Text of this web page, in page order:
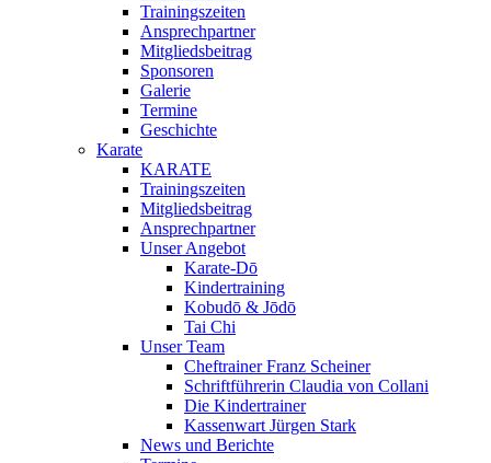
Trainingszeiten
Ansprechpartner
Mitgliedsbeitrag
Sponsoren
Galerie
Termine
Geschichte
Karate
KARATE
Trainingszeiten
Mitgliedsbeitrag
Ansprechpartner
Unser Angebot
Karate-Dō
Kindertraining
Kobudō & Jōdō
Tai Chi
Unser Team
Cheftrainer Franz Scheiner
Schriftführerin Claudia von Collani
Die Kindertrainer
Kassenwart Jürgen Stark
News und Berichte